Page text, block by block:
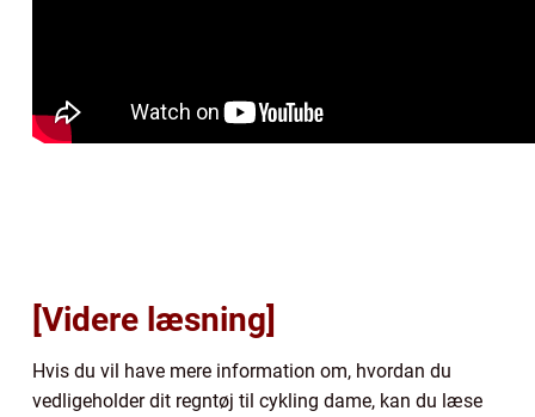
[Videre læsning]
Hvis du vil have mere information om, hvordan du
vedligeholder dit regntøj til cykling dame, kan du læse